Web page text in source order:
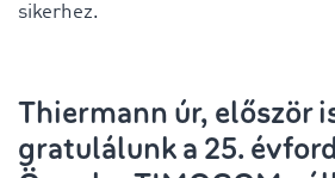
sikerhez.
Thiermann úr, először
gratulálunk a 25.